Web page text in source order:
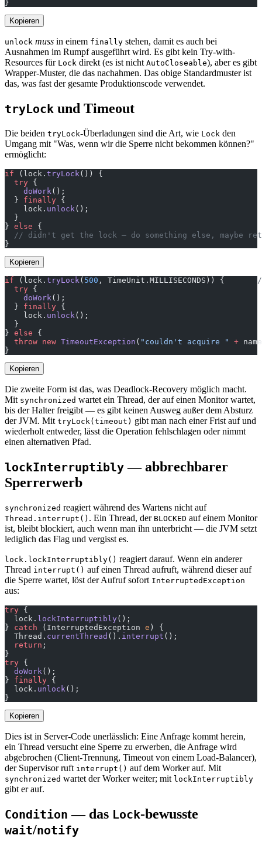
}
Kopieren
unlock muss in einem finally stehen, damit es auch bei
Ausnahmen im Rumpf ausgeführt wird. Es gibt kein Try-with-
Resources für Lock direkt (es ist nicht AutoCloseable), aber es gibt
Wrapper-Muster, die das nachahmen. Das obige Standardmuster ist
das, was fast der gesamte Produktionscode verwendet.
tryLock und Timeout
Die beiden tryLock-Überladungen sind die Art, wie Lock den
Umgang mit "Was, wenn wir die Sperre nicht bekommen können?"
ermöglicht:
if (lock. tryLock()) {
  try
{
    doWork
();
  }
finally {
    lock.
unlock();
  }
} else {
// didn't get the lock — do something else, maybe
}
Kopieren
if (lock. tryLock( 500 , TimeUnit.MILLISECONDS)) {
  try
{
    doWork
();
  }
finally {
    lock.
unlock();
  }
} else {
  throw
new TimeoutException ( "couldn't acquire " +
}
Kopieren
Die zweite Form ist das, was Deadlock-Recovery möglich macht.
Mit synchronized wartet ein Thread, der auf einen Monitor wartet,
bis der Halter freigibt — es gibt keinen Ausweg außer dem Absturz
der JVM. Mit tryLock(timeout) gibt man nach einer Frist auf und
wiederholt entweder, lässt die Operation fehlschlagen oder nimmt
einen alternativen Pfad.
lockInterruptibly — abbrechbarer
Sperrerwerb
synchronized reagiert während des Wartens nicht auf
Thread.interrupt() . Ein Thread, der BLOCKED auf einem Monitor
ist, bleibt blockiert, auch wenn man ihn unterbricht — die JVM setzt
lediglich das Flag und vergisst es.
lock.lockInterruptibly() reagiert darauf. Wenn ein anderer
Thread interrupt() auf einen Thread aufruft, während dieser auf
die Sperre wartet, löst der Aufruf sofort InterruptedException
aus:
try {
  lock.
lockInterruptibly();
} catch (InterruptedException e ) {
  Thread.
currentThread (). interrupt ();
  return
;
}
try {
  doWork
();
} finally {
  lock.
unlock();
}
Kopieren
Dies ist in Server-Code unerlässlich: Eine Anfrage kommt herein,
ein Thread versucht eine Sperre zu erwerben, die Anfrage wird
abgebrochen (Client-Trennung, Timeout von einem Load-Balancer),
der Supervisor ruft interrupt() auf dem Worker auf. Mit
synchronized wartet der Worker weiter; mit lockInterruptibly
gibt er auf.
Condition — das Lock-bewusste
wait/notify